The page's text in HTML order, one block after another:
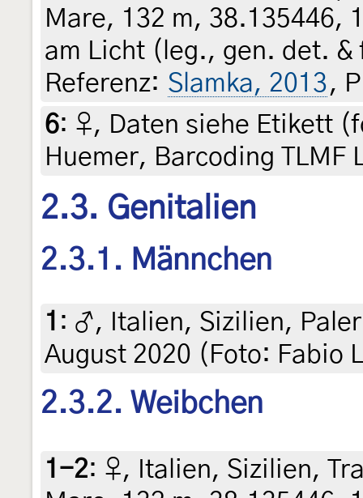
Mare, 132 m, 38.135446,
am Licht (leg., gen. det.
Referenz: Slamka, 2013,
6: ♀, Daten siehe Etikett
Huemer, Barcoding TLMF
2.3. Genitalien
2.3.1. Männchen
1 : ♂, Italien, Sizilien,
August 2020 (Foto: Fabio
2.3.2. Weibchen
1-2: ♀, Italien, Sizilien,